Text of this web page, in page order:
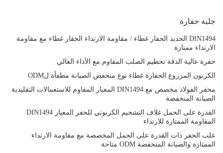
جلبة حفارة
DIN1494 الحديد الحفار غطاء / مقاومة الارتداء الحفار غطاء مع مقاومة
الارتداء ممتازة
حفرة عالية الدقة تحطيم الصلب المقاوم مع الأداء العالي
الكربون المزروع الحفارة غطاء نوع منخفض الصيانة مطفأة لODM
محفر الفولاذ مخصص مع DIN1494 المعيار المقاوم للاستعمالات التقليدية
الصيانة المنخفضة
القدرة على الحمل غلاف التشحيم الكربوني للحفر المعيار DIN1494
المقاومة الممتازة للارتداء
علب الحفر ذات القدرة على الحمل المخصصة مع مقاومة الارتداء
الممتازة والصيانة المنخفضة ODM متاحة